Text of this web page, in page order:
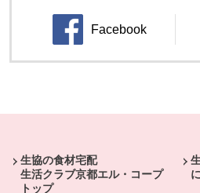
Facebook
別のウィンドウ
生協の食材宅配
生活クラブ京都エル・コープ
トップ